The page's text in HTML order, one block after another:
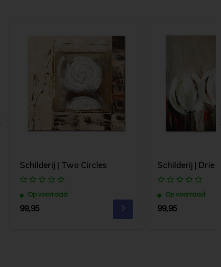
Schilderij | Two Circles
Op voorraad
99,95
Schilderij | Drie
Op voorraad
99,95